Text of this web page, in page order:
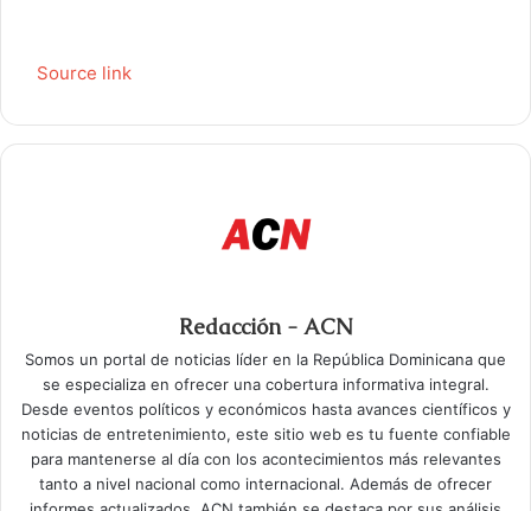
Source link
Redacción - ACN
Somos un portal de noticias líder en la República Dominicana que
se especializa en ofrecer una cobertura informativa integral.
Desde eventos políticos y económicos hasta avances científicos y
noticias de entretenimiento, este sitio web es tu fuente confiable
para mantenerse al día con los acontecimientos más relevantes
tanto a nivel nacional como internacional. Además de ofrecer